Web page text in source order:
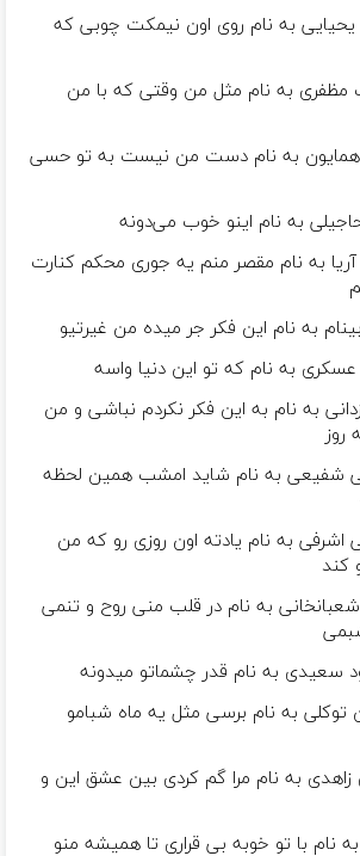
یحیایی به نام روی اون نیمکت چوبی که
مظفری به نام مثل من وقتی که با من
همایون به نام دست من نیست به تو حسی
به نام اینو خوب می‌دونه
به نام مقصر منم یه جوری محکم کنارت
به نام این فکر جر میده من غیرتیو
به نام که تو این دنیا واسه
به نام به این فکر نکردم نباشی و من
روز
شفیعی به نام شاید امشب همین لحظه
اشرفی به نام یادته اون روزی رو که من
کند
به نام در قلب منی روح و تنمی
سعیدی به نام قدر چشماتو میدونه
توکلی به نام برسی مثل یه ماه شبامو
زاهدی به نام مرا گم کردی بین عشق این و
نام با تو خوبه بی قراری تا همیشه منو